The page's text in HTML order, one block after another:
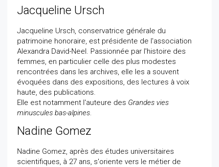
Jacqueline Ursch
Jacqueline Ursch, conservatrice générale du
patrimoine honoraire, est présidente de l'association
Alexandra David-Neel. Passionnée par l'histoire des
femmes, en particulier celle des plus modestes
rencontrées dans les archives, elle les a souvent
évoquées dans des expositions, des lectures à voix
haute, des publications.
Elle est notamment l'auteure des Grandes vies
minuscules bas-alpines.
Nadine Gomez
Nadine Gomez, après des études universitaires
scientifiques, à 27 ans, s'oriente vers le métier de